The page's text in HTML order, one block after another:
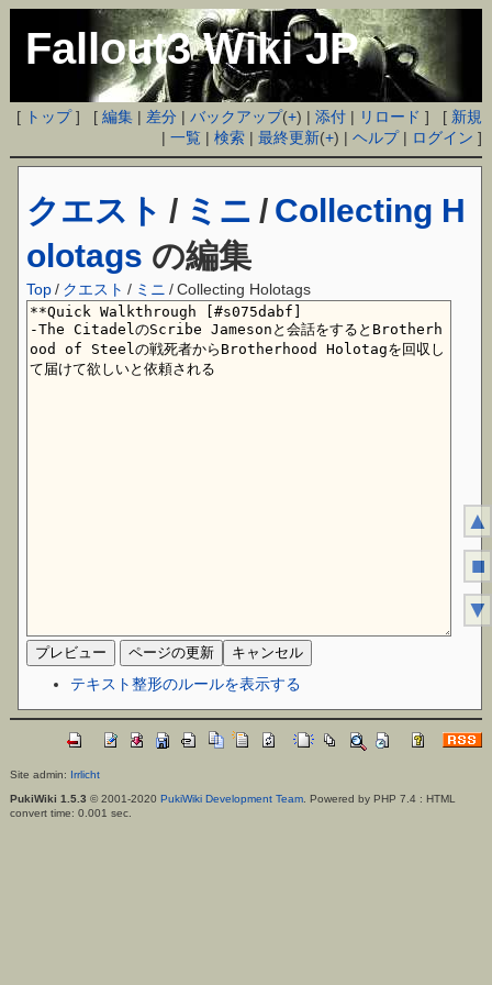
Fallout3 Wiki JP
[ トップ] [編集 | 差分 |バックアップ(+) |添付 | リロード ] [ 新規
|一覧 |検索 |最終更新(+) |ヘルプ| ログイン ]
クエスト / ミニ / Collecting H
olotags の編集
Top / クエスト / ミニ / Collecting Holotags
テキスト整形のルールを表示する
Site admin: Irrlicht
PukiWiki 1.5.3 © 2001-2020 PukiWiki Development Team. Powered by PHP 7.4 : HTML
convert time: 0.001 sec.
▲
■
▼